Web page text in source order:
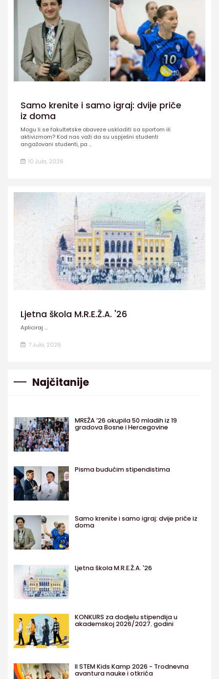
Samo krenite i samo igraj: dvije priče
iz doma
Mogu li se fakultetske obaveze uskladiti sa sportom ili
aktivizmom? Kod nas važi da su uspješni studenti
angažovani studenti, pa ...
10 Jula, 2026
Ljetna škola M.R.E.Ž.A. '26
Apliciraj ...
7 Jula, 2026
Najčitanije
MREŽA ’26 okupila 50 mladih iz 19
gradova Bosne i Hercegovine
Pisma budućim stipendistima
Samo krenite i samo igraj: dvije priče iz
doma
Ljetna škola M.R.E.Ž.A. '26
KONKURS za dodjelu stipendija u
akademskoj 2026/2027. godini
II STEM Kids Kamp 2026 - Trodnevna
avantura nauke i otkrića